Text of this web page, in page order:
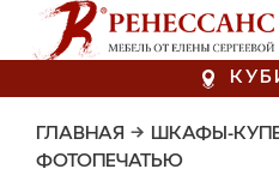
ГЛАВНАЯ → ШКАФЫ-
ФОТОПЕЧАТЬЮ